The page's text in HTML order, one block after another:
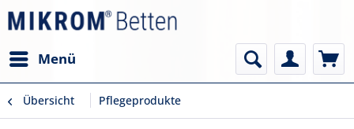
Menü
Übersicht Pflegeprodukte